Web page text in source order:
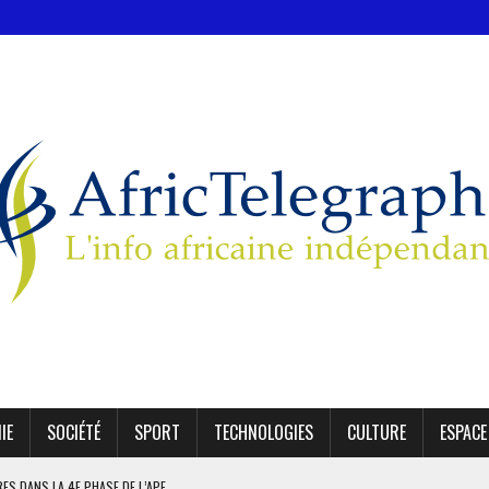
SOCIÉTÉ SPORT TECHNOLOGIES CULTURE